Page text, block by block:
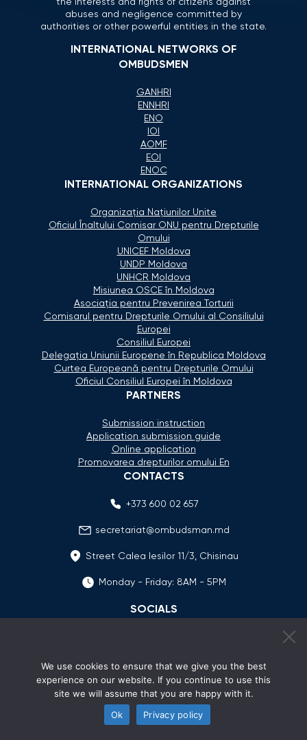
the interests and rights of citizens against
abuses and negligence committed by
authorities or other powerful entities in the state.
INTERNATIONAL NETWORKS OF
OMBUDSMEN
GANHRI
ENNHRI
ENO
IOI
AOMF
EOI
ENOC
INTERNATIONAL ORGANIZATIONS
Organizaţia Naţiunilor Unite
Oficiul Înaltului Comisar ONU pentru Drepturile
Omului
UNICEF Moldova
UNDP Moldova
UNHCR Moldova
Misiunea OSCE în Moldova
Asociaţia pentru Prevenirea Torturii
Comisarul pentru Drepturile Omului al Consiliului
Europei
Consiliul Europei
Delegaţia Uniunii Europene în Republica Moldova
Curtea Europeană pentru Drepturile Omului
Oficiul Consiliul Europei în Moldova
PARTNERS
Submission instruction
Application submission guide
Online application
Promovarea drepturilor omului En
CONTACTS
+373 600 02 657
secretariat@ombudsman.md
Street Calea Iesilor 11/3, Chisinau
Monday - Friday: 8AM - 5PM
SOCIALS
© 2026 Avocatul Poporului Ombudsman. All rights
We use cookies to ensure that we give you the best
experience on our website. If you continue to use this
site we will assume that you are happy with it.
Ok
Privacy policy